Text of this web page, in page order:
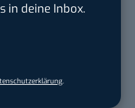
in deine Inbox.